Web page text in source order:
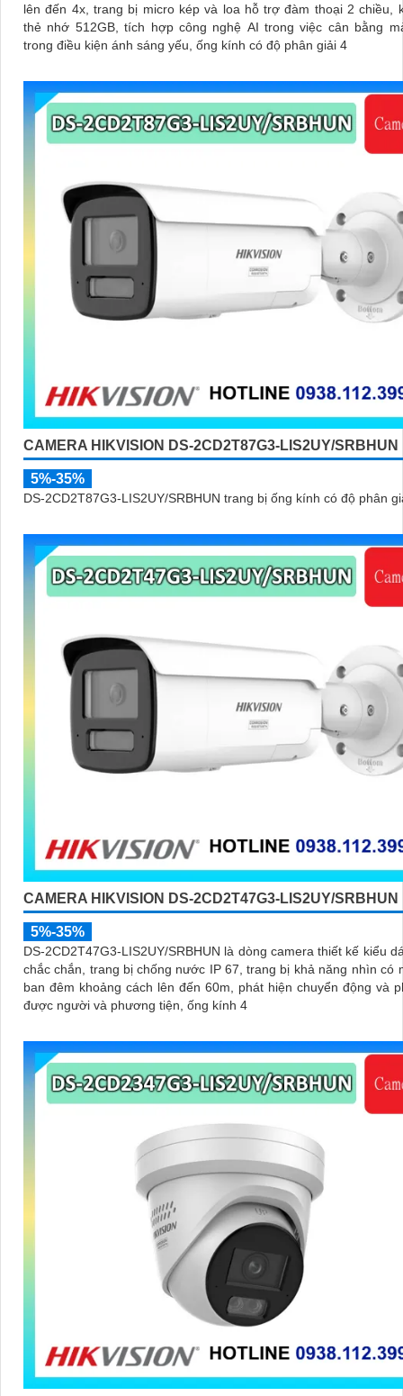
lên đến 4x, trang bị micro kép và loa hỗ trợ đàm thoại 2 chiều,
thẻ nhớ 512GB, tích hợp công nghệ AI trong việc cân bằng
trong điều kiện ánh sáng yếu, ống kính có độ phân giải 4
CAMERA HIKVISION DS-2CD2T87G3-LIS2UY/SRBHUN
5%-35%
DS-2CD2T87G3-LIS2UY/SRBHUN trang bị ống kính có độ phân
CAMERA HIKVISION DS-2CD2T47G3-LIS2UY/SRBHUN
5%-35%
DS-2CD2T47G3-LIS2UY/SRBHUN là dòng camera thiết kế kiểu
chắc chắn, trang bị chống nước IP 67, trang bị khả năng nhìn có màu vào
ban đêm khoảng cách lên đến 60m, phát hiện chuyển động và
được người và phương tiện, ống kính 4